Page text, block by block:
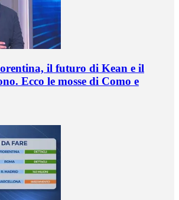
il futuro di Kean e il
Ecco le mosse di Como e